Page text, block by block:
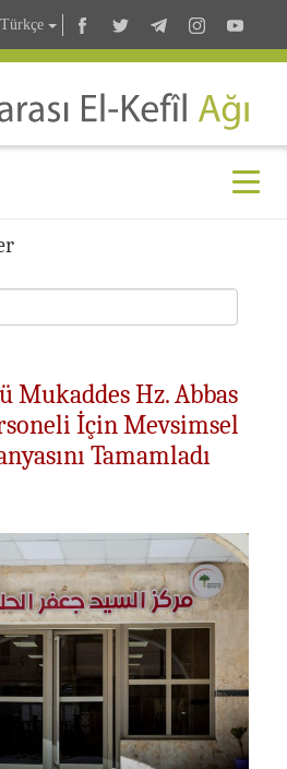
Türkçe
Mukaddes Hz. Abbas
İçin Mevsimsel
Tamamladı